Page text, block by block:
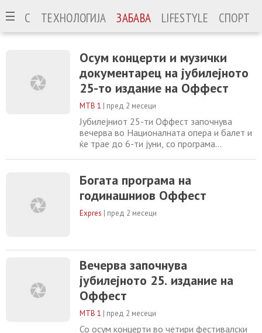
ТЕХНОЛОГИЈА ЗАБАВА LIFESTYLE СПОРТ
Осум концерти и музички
документарец на јубилејното
25-то издание на Оффест
МТВ 1 | пред 2 месеци
Јубилејниот 25-ти Оффест започнува
вечерва во Националната опера и балет и
ќе трае до 6-ти јуни, со програма
организаторот, Скопскиот џез фестивал,
годинава ќе настапат уметници од 12
земји, а посебен акцент е ставен на
современата африканска музика.
Богата програма на
годинашниов Оффест
Expres | пред 2 месеци
Вечерва започнува
јубилејното 25. издание на
Оффест
МТВ 1 | пред 2 месеци
Со осум концерти во четири фестивалски